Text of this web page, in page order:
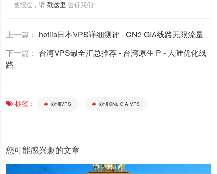
被报道，请 戳这里 告诉我们！
上一篇： hotiis日本VPS详细测评 - CN2 GIA线路无限流量
下一篇： 台湾VPS最全汇总推荐 - 台湾原生IP - 大陆优化线
路
标签： 欧洲VPS 欧洲CN2 GIA VPS
您可能感兴趣的文章